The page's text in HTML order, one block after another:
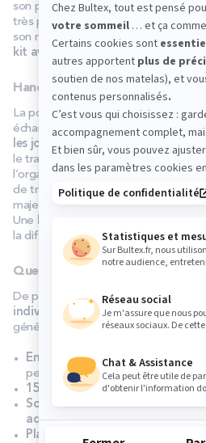
son propre oreiller malgré les
très positifs. S’il est en revanche
son matelas et son sommier, on peut
kit avec oreiller et surmatelas
Handball
La porte d’entrée du travail réalisé
échanges avec le staff. Cela a
les journées pour y intégrer des
le travail de Bultex avec l’INSEP a
l’organisation des journées était plus
de travail elle-même. Le travail
majeur à aborder aussi bien pour les
Une bonne compréhension du
la différence.
Quel process pour des
De plus en plus,
les sportifs sont
individuelle
. Le processus
généralement ainsi :
Entretienpour comprendre le
perçoit la qualité de son
15 jours d’actimétrie pour
Soulever le problème afin de
adéquateavec l’aide d’autres
Planifier des objectifs
sur la